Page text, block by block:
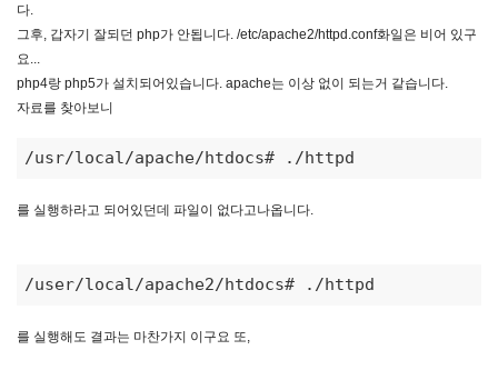
다.
그후, 갑자기 잘되던 php가 안됩니다. /etc/apache2/httpd.conf화일은 비어 있구
요...
php4랑 php5가 설치되어있습니다. apache는 이상 없이 되는거 같습니다.
자료를 찾아보니
/usr/local/apache/htdocs# ./httpd
를 실행하라고 되어있던데 파일이 없다고나옵니다.
/user/local/apache2/htdocs# ./httpd
를 실행해도 결과는 마찬가지 이구요 또,